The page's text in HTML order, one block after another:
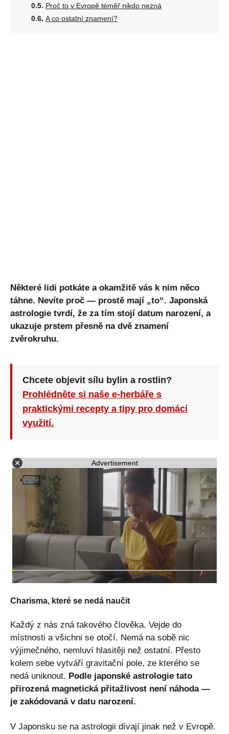
Proč to v Evropě téměř nikdo nezná
A co ostatní znamení?
Některé lidi potkáte a okamžitě vás k nim něco
táhne. Nevíte proč — prostě mají „to“. Japonská
astrologie tvrdí, že za tím stojí datum narození, a
ukazuje prstem přesně na dvě znamení
zvěrokruhu.
Chcete objevit sílu bylin a rostlin?
Prohlédněte si naše e-herbáře s
praktickými recepty a tipy pro domácí
využití.
Advertisement
Charisma, které se nedá naučit
Každý z nás zná takového člověka. Vejde do
místnosti a všichni se otočí. Nemá na sobě nic
výjimečného, nemluví hlasitěji než ostatní. Přesto
kolem sebe vytváří gravitační pole, ze kterého se
nedá uniknout. Podle japonské astrologie tato
přirozená magnetická přitažlivost není náhoda —
je zakódovaná v datu narození.
V Japonsku se na astrologii dívají jinak než v Evropě.